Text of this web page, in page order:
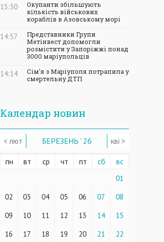
15:30
Окупанти збільшують
кількість військових
кораблів в Азовському морі
14:57
Представники Групи
Метінвест допомогли
розмістити у Запоріжжі понад
3000 маріупольців
14:14
Сім'я з Маріуполя потрапила у
смертельну ДТП
Календар новин
< лют БЕРЕЗЕНЬ ' 26 кві >
пн вт ср чт пт сб вс
01
02
03 04 05 06 07
08
09
10 11 12 13 14
15
16
17 18 19 20 21
22